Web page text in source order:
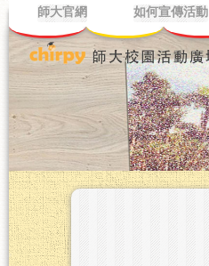
師大官網 如何宣傳活動